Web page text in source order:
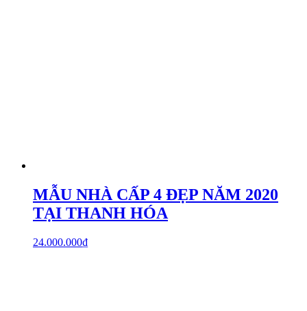
MẪU NHÀ CẤP 4 ĐẸP NĂM 2020
TẠI THANH HÓA
24.000.000₫